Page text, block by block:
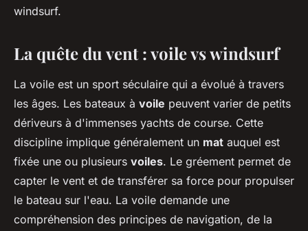
windsurf.
La quête du vent : voile vs windsurf
La voile est un sport séculaire qui a évolué à travers
les âges. Les bateaux à voile peuvent varier de petits
dériveurs à d'immenses yachts de course. Cette
discipline implique généralement un mat auquel est
fixée une ou plusieurs voiles. Le gréement permet de
capter le vent et de transférer sa force pour propulser
le bateau sur l'eau. La voile demande une
compréhension des principes de navigation, de la